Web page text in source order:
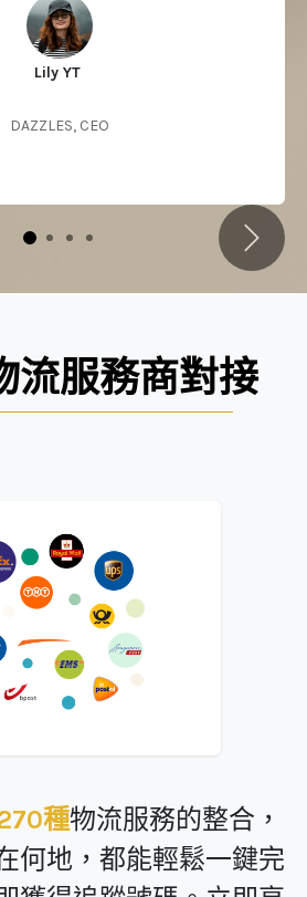
Lily YT
DAZZLES, CEO
下一頁
流服務商對接
種物流服務的整合，
何地，都能輕鬆一鍵完